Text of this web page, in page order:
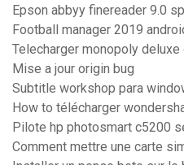
Epson abbyy finereader 9.0
Football manager 2019
Telecharger monopoly
Mise a jour origin bug
Subtitle workshop para
How to télécharger
Pilote hp photosmart c5200
Comment mettre une carte